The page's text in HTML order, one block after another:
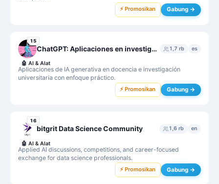
⚡ Promosikan Gabung →
15
ChatGPT: Aplicaciones en investigación y educación universitaria 1,7 rb es
Aplicaciones de IA generativa en docencia e investigación
universitaria con enfoque práctico.
🤖 AI & Alat
⚡ Promosikan Gabung →
16
bitgrit Data Science Community 1,6 rb en
Applied AI discussions, competitions, and career-focused
exchange for data science professionals.
🤖 AI & Alat
⚡ Promosikan Gabung →